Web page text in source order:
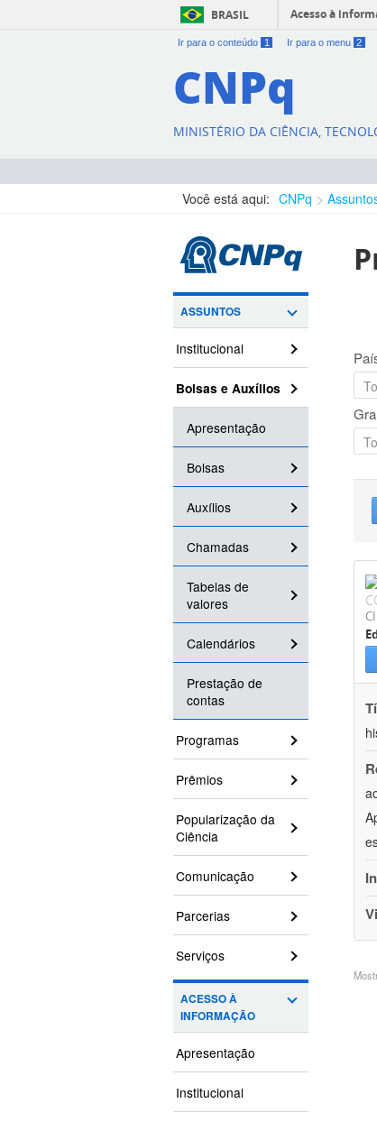
BRASIL Acesso à
Ir para o conteúdo 1 Ir para o menu 2
CNPq
MINISTÉRIO DA CIÊNCIA,
Você está aqui: CNPq
ASSUNTOS
Institucional
Bolsas e Auxílios
Apresentação
Bolsas
Auxílios
Chamadas
Tabelas de
valores
Calendários
Prestação de
contas
Programas
Prêmios
Popularização da
Ciência
Comunicação
Parcerias
Serviços
ACESSO À
INFORMAÇÃO
Apresentação
Institucional